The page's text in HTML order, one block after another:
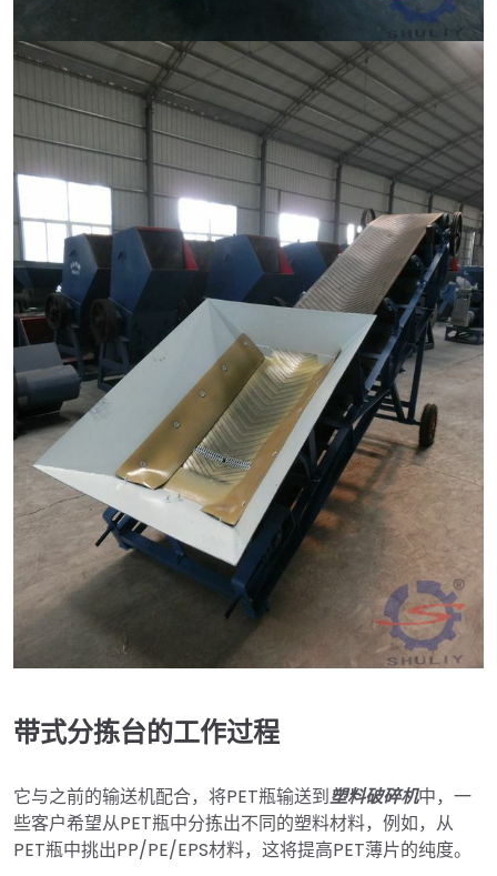
带式分拣台的工作过程
它与之前的输送机配合，将PET瓶输送到塑料破碎机中，一
些客户希望从PET瓶中分拣出不同的塑料材料，例如，从
PET瓶中挑出PP/PE/EPS材料，这将提高PET薄片的纯度。